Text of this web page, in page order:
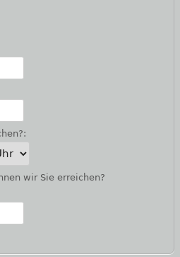
wir Sie erreichen?